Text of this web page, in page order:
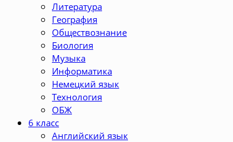
Литература
География
Обществознание
Биология
Музыка
Информатика
Немецкий язык
Технология
ОБЖ
6 класс
Английский язык